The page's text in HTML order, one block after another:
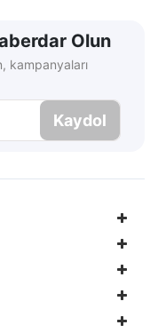
Olun
kampanyaları
Kaydol